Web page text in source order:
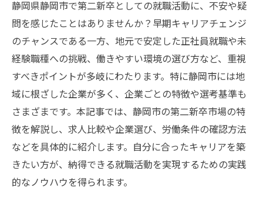
静岡県静岡市で第二新卒としての就職活動に、不安や疑
問を感じたことはありませんか？早期キャリアチェンジ
のチャンスである一方、地元で安定した正社員就職や未
経験職種への挑戦、働きやすい環境の選び方など、重視
すべきポイントが多岐にわたります。特に静岡市には地
域に根ざした企業が多く、企業ごとの特徴や選考基準も
さまざまです。本記事では、静岡市の第二新卒市場の特
徴を解説し、求人比較や企業選び、労働条件の確認方法
などを具体的に紹介します。自分に合ったキャリアを築
きたい方が、納得できる就職活動を実現するための実践
的なノウハウを得られます。